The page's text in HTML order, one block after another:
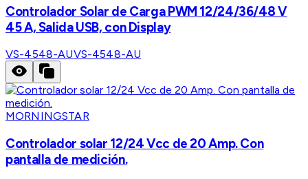
Controlador Solar de Carga PWM 12/24/36/48 V
45 A, Salida USB, con Display
VS-4548-AUVS-4548-AU
MORNINGSTAR
Controlador solar 12/24 Vcc de 20 Amp. Con
pantalla de medición.